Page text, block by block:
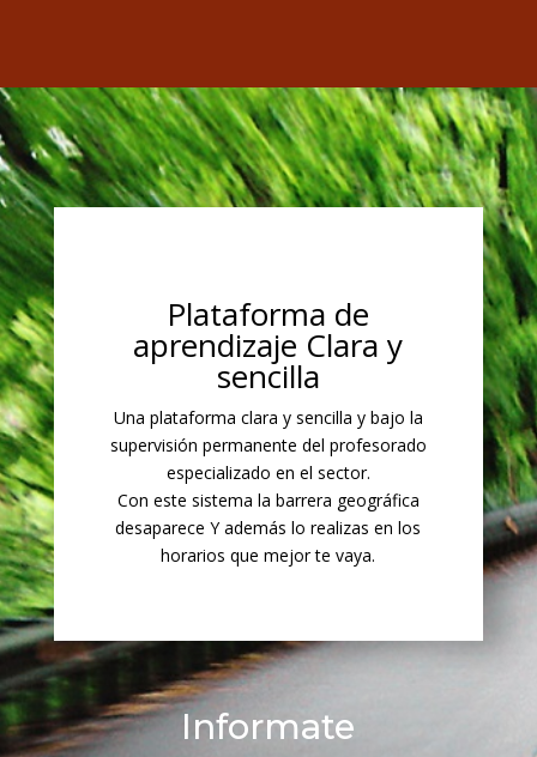
Plataforma de
aprendizaje Clara y
sencilla
Una plataforma clara y sencilla y bajo la
supervisión permanente del profesorado
especializado en el sector.
Con este sistema la barrera geográfica
desaparece Y además lo realizas en los
horarios que mejor te vaya.
Informate